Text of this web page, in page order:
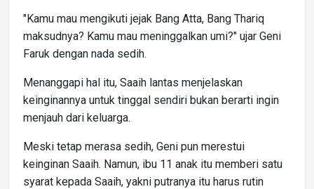
"Kamu mau mengikuti jejak Bang Atta, Bang Thariq
maksudnya? Kamu mau meninggalkan umi?" ujar Geni
Faruk dengan nada sedih.
Menanggapi hal itu, Saaih lantas menjelaskan
keinginannya untuk tinggal sendiri bukan berarti ingin
menjauh dari keluarga.
Meski tetap merasa sedih, Geni pun merestui
keinginan Saaih. Namun, ibu 11 anak itu memberi satu
syarat kepada Saaih, yakni putranya itu harus rutin